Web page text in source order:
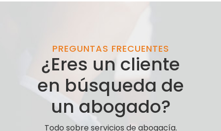
PREGUNTAS FRECUENTES
¿Eres un cliente
en búsqueda de
un abogado?
Todo sobre servicios de abogacía.